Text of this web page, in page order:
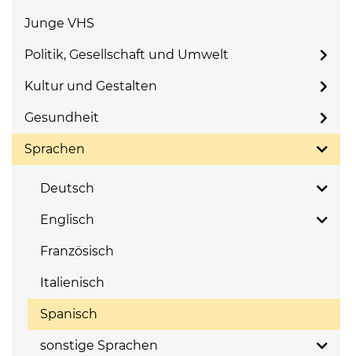
Junge VHS
Politik, Gesellschaft und Umwelt
Kultur und Gestalten
Gesundheit
Sprachen
Deutsch
Englisch
Französisch
Italienisch
Spanisch
sonstige Sprachen